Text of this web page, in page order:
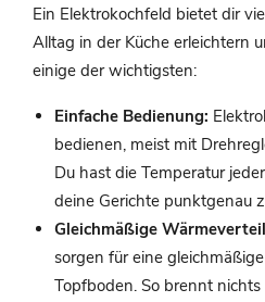
Ein Elektrokochfeld bietet dir
Alltag in der Küche erleichtern
einige der wichtigsten:
Einfache Bedienung:
bedienen, meist mit
Du hast die Temperatur
deine Gerichte punktgenau
Gleichmäßige
sorgen für eine
Topfboden. So brennt